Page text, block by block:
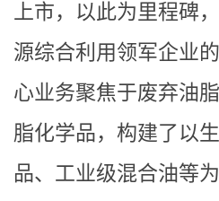
上市，以此为里程碑
源综合利用领军企业
心业务聚焦于废弃油
脂化学品，构建了以
品、工业级混合油等